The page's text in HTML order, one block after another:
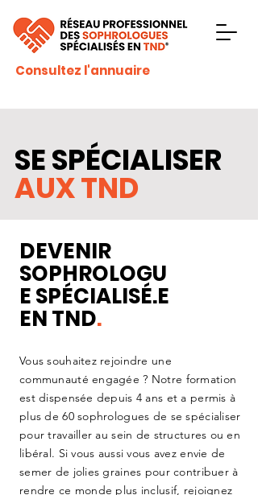
Consultez l'annuaire
SE SPÉCIALISER
AUX TND
DEVENIR
SOPHROLOGU
E SPÉCIALISÉ.E
EN TND.
Vous souhaitez rejoindre une
communauté engagée ? Notre formation
est dispensée depuis 4 ans et a permis à
plus de 60 sophrologues de se spécialiser
pour travailler au sein de structures ou en
libéral. Si vous aussi vous avez envie de
semer de jolies graines pour contribuer à
rendre ce monde plus inclusif, rejoignez